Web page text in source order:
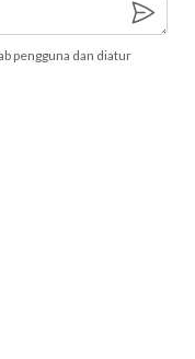
pengguna dan diatur